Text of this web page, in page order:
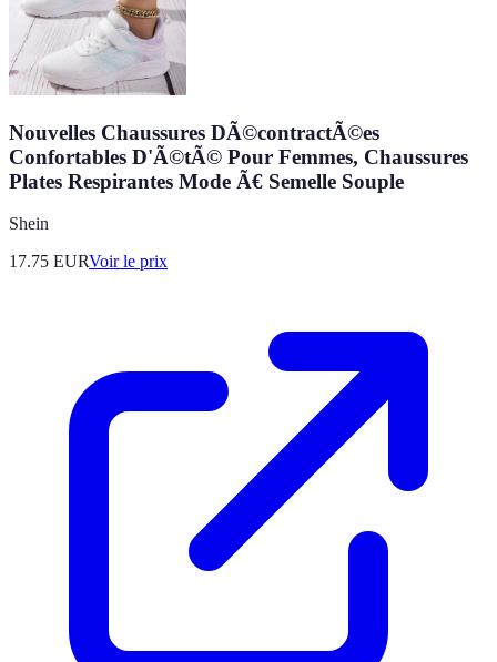
Nouvelles Chaussures DÃ©contractÃ©es
Confortables D'Ã©tÃ© Pour Femmes, Chaussures
Plates Respirantes Mode Ã€ Semelle Souple
Shein
17.75 EURVoir le prix